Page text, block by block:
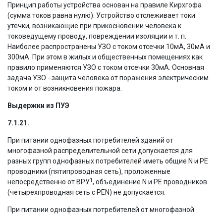
Принцип работы устройства основан на правиле Кирхгофа
(сумма токов равна нулю). Устройство отслеживает токи
утечки, возникающие при прикосновении человека к
токоведущему проводу, повреждении изоляции и т. п.
Наиболее распространены УЗО с током отсечки 10мА, 30мА и
300мА. При этом в жилых и общественных помещениях как
правило применяются УЗО с током отсечки 30мА. Основная
задача УЗО - защита человека от поражения электрическим
током и от возникновения пожара.
Выдержки из ПУЭ
7.1.21.
При питании однофазных потребителей зданий от
многофазной распределительной сети допускается для
разных групп однофазных потребителей иметь общие N и PE
проводники (пятипроводная сеть), проложенные
непосредственно от ВРУ1, объединение N и PE проводников
(четырехпроводная сеть с PEN) не допускается.
При питании однофазных потребителей от многофазной